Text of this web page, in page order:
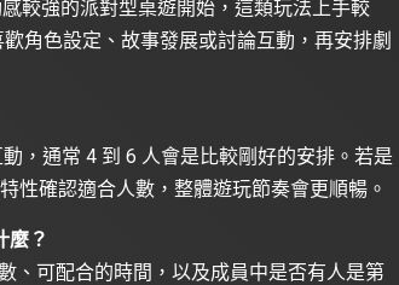
較強的派對型桌遊開始，這類玩法上手較
角色設定、故事發展或討論互動，再安排劇
，通常 4 到 6 人會是比較剛好的安排。若是
性確認適合人數，整體遊玩節奏會更順暢。
麼？
、可配合的時間，以及成員中是否有人是第